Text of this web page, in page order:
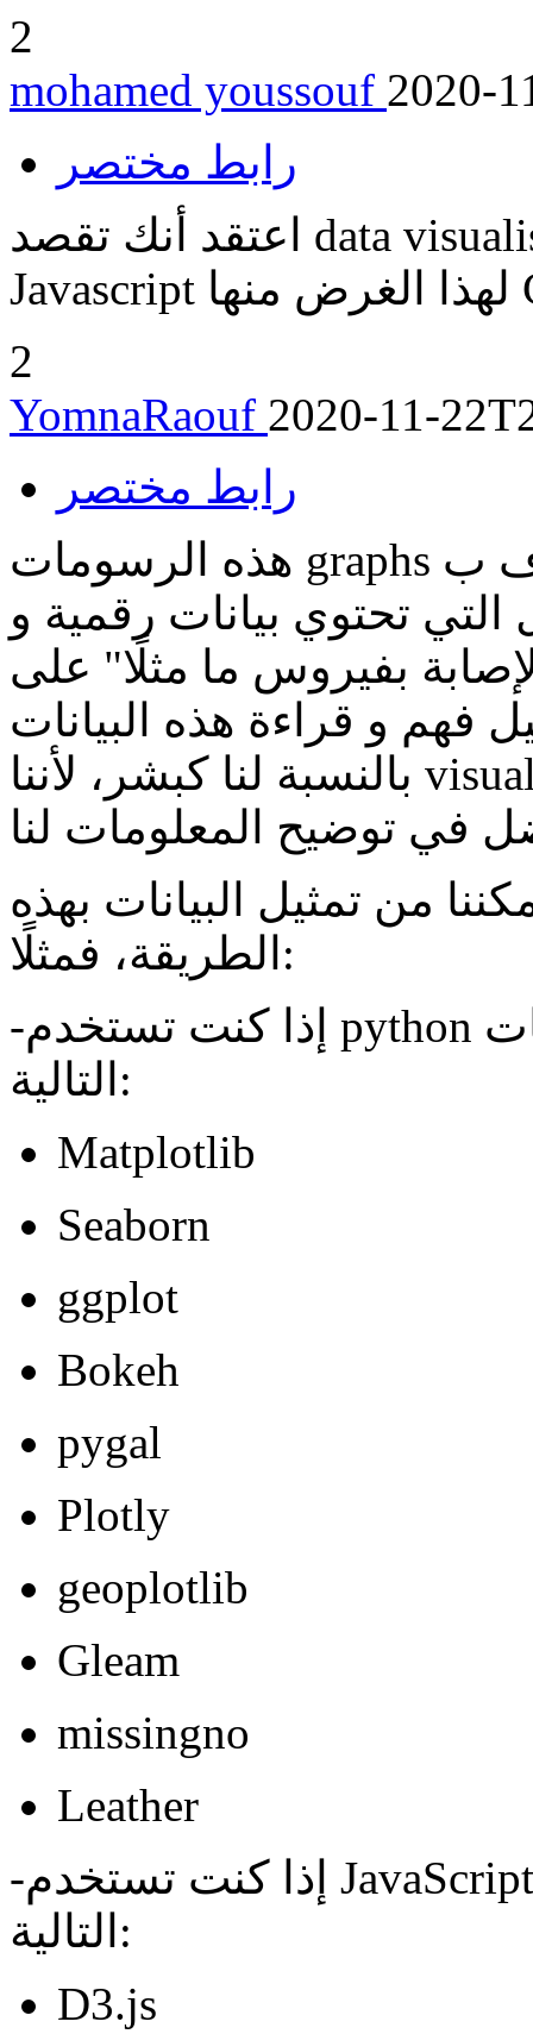
2
mohamed youssouf 2020-
رابط مختصر
اعتقد أنك تقصد data visualisation. هناك عدة مكتبات
2
YomnaRaouf 2020-11-
رابط مختصر
هذه الرسومات graphs تُعرف ب data visualizations و هي
تحتوي بيانات رقمية و
بفيروس ما مثلًا" على
فهم و قراءة هذه البيانات
بالنسبة لنا كبشر، لأننا visual creatures و بطبيعتنا و الرسومات
من تمثيل البيانات بهذه
الطريقة، فمثلًا:
-إذا كنت تستخدم python يمكنك استخدام أيًا من المكتبات
التالية:
Matplotlib
Seaborn
ggplot
Bokeh
pygal
Plotly
geoplotlib
Gleam
missingno
Leather
-إذا كنت تستخدم JavaScript يمكنك استخدام أًا من المكتبات
التالية:
D3.js